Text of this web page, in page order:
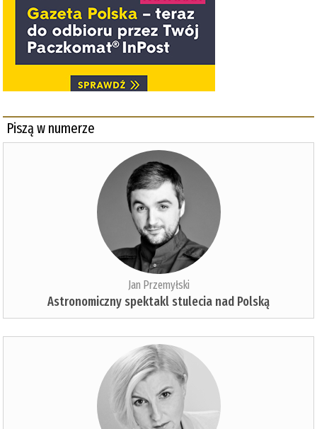
Piszą w numerze
Jan Przemyłski
Astronomiczny spektakl stulecia nad Polską